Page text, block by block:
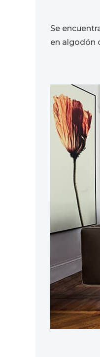
Se
en algodón